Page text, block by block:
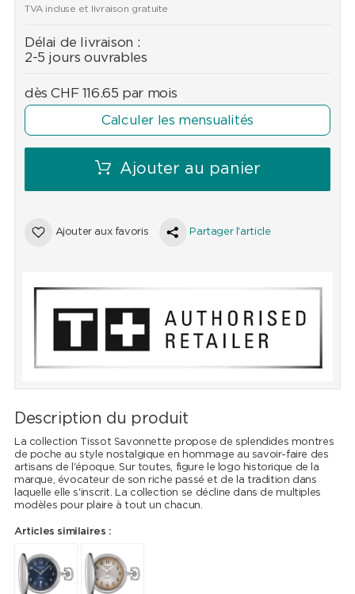
TVA incluse et livraison gratuite
Délai de livraison :
2-5 jours ouvrables
dèsCHF 116.65 par mois
Calculer les mensualités
Ajouter au panier
Ajouter aux favoris Partager l'article
Description du produit
La collection Tissot Savonnette propose de splendides montres
de poche au style nostalgique en hommage au savoir-faire des
artisans de l'époque. Sur toutes, figure le logo historique de la
marque, évocateur de son riche passé et de la tradition dans
laquelle elle s'inscrit. La collection se décline dans de multiples
modèles pour plaire à tout un chacun.
Articles similaires :